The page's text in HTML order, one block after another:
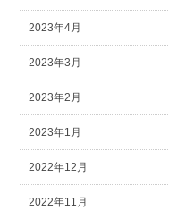
2023年4月
2023年3月
2023年2月
2023年1月
2022年12月
2022年11月